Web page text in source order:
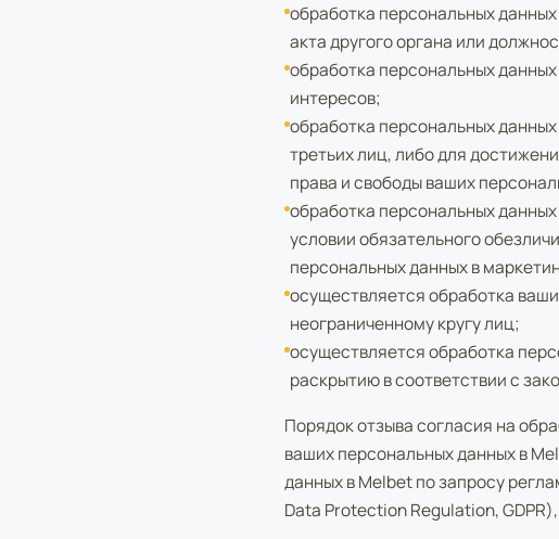
обработка персональных
акта другого органа или
обработка персональных
интересов;
обработка персональных
третьих лиц, либо для
права и свободы ваших
обработка персональных
условии обязательного
персональных данных в
осуществляется обработка
неограниченному кругу лиц;
осуществляется обработка
раскрытию в соответствии с
Порядок отзыва согласия на
ваших персональных данных в
данных в Melbet по запросу
Data Protection Regulation,